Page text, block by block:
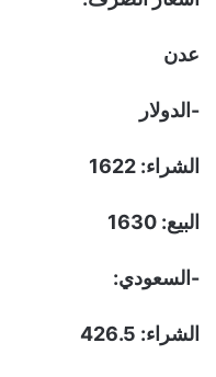
عدن
-الدولار
الشراء: 1622
البيع: 1630
-السعودي:
الشراء: 426.5